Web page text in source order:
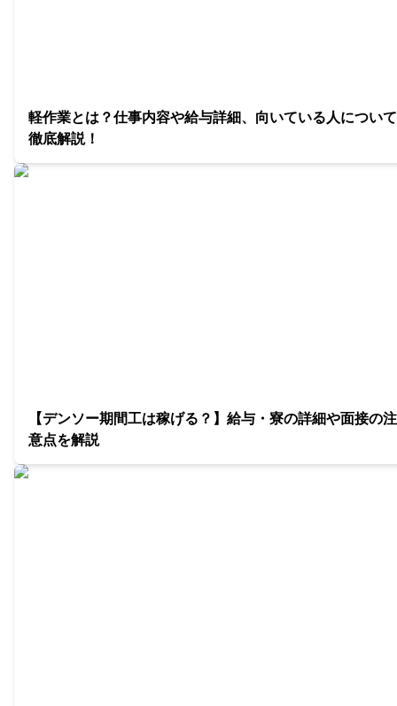
軽作業とは？仕事内容や給与詳細、向いている人について
徹底解説！
【デンソー期間工は稼げる？】給与・寮の詳細や面接の注
意点を解説